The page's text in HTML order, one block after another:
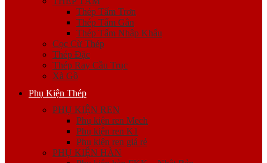
Thép Tấm Trơn
Thép Tấm Gân
Thép Tấm Nhập Khẩu
Cọc Cừ Thép
Thép Đặc
Thép Ray Cầu Trục
Xà Gồ
Phụ Kiện Thép
PHỤ KIỆN REN
Phụ kiện ren Mech
Phụ kiện ren K1
Phụ kiện ren giá rẻ
PHỤ KIỆN HÀN